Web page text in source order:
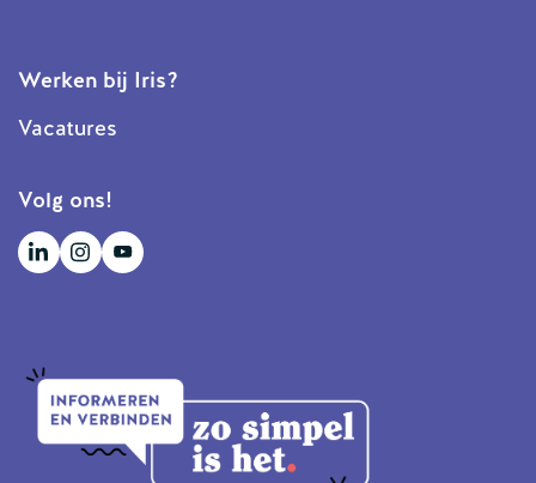
Werken bij Iris?
Vacatures
Volg ons!